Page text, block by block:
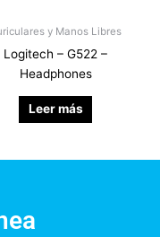
y Manos Libres
Logitech – G522 –
Headphones
Leer más